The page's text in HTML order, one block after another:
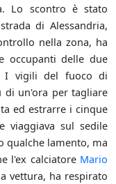
Lo scontro è stato
di Alessandria,
nella zona, ha
occupanti delle due
I vigili del fuoco di
di un'ora per tagliare
ed estrarre i cinque
viaggiava sul sedile
qualche lamento, ma
l'ex calciatore Mario
vettura, ha respirato